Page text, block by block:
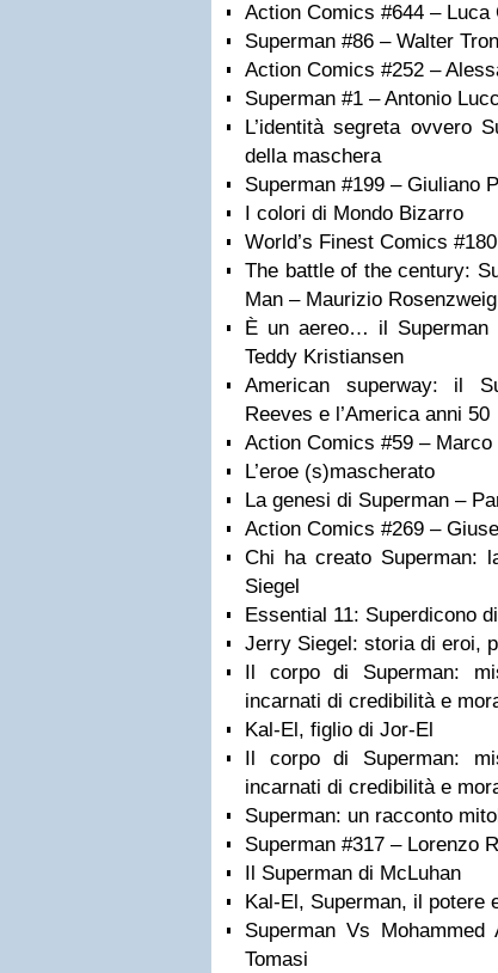
Action Comics #644 – Luca
Superman #86 – Walter
Action Comics #252 –
Superman #1 – Antonio
L’identità segreta ovvero
della maschera
Superman #199 – Giuliano
I colori di Mondo Bizarro
World’s Finest Comics
The battle of the century:
Man – Maurizio Rosenzweig
È un aereo… il Superman
Teddy Kristiansen
American superway: il
Reeves e l’America anni 50
Action Comics #59 –
L’eroe (s)mascherato
La genesi di Superman –
Action Comics #269 –
Chi ha creato Superman:
Siegel
Essential 11: Superdicono
Jerry Siegel: storia di eroi,
Il corpo di Superman:
incarnati di credibilità e
Kal-El, figlio di Jor-El
Il corpo di Superman:
incarnati di credibilità e
Superman: un racconto
Superman #317 – Lorenzo
Il Superman di McLuhan
Kal-El, Superman, il potere
Superman Vs
Tomasi